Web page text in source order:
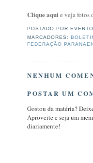
Clique aqui e veja fotos
POSTADO POR
MARCADORES:
FEDERAÇÃO
NENHUM
POSTAR UM
Gostou da matéria?
Aproveite e seja um
diariamente!